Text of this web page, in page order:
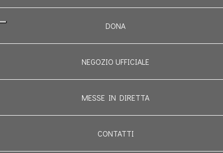
DONA
NEGOZIO UFFICIALE
MESSE IN DIRETTA
CONTATTI